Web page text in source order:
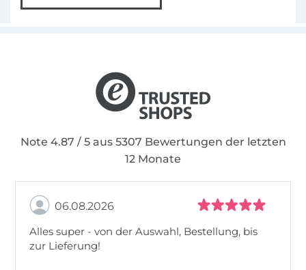
Note 4.87 / 5 aus 5307 Bewertungen der letzten
12 Monate
06.08.2026
Alles super - von der Auswahl, Bestellung, bis
zur Lieferung!